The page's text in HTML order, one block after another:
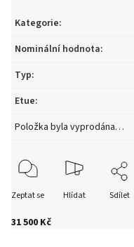
31 500 Kč
Kategorie:
Nominální hodnota:
Typ:
Etue:
Položka byla vyprodána…
Zeptat se Hlídat Sdílet